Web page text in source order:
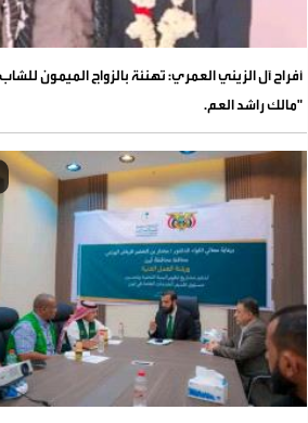
​أفراح آل الزيني العمري: تهنئة بالزواج الميمون
"مالك راشد العم.